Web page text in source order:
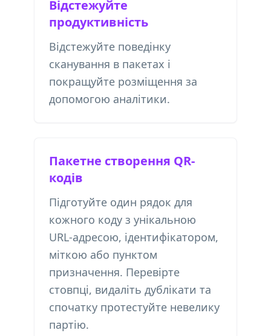
Відстежуйте
продуктивність
Відстежуйте поведінку
сканування в пакетах і
покращуйте розміщення за
допомогою аналітики.
Пакетне створення QR-
кодів
Підготуйте один рядок для
кожного коду з унікальною
URL-адресою, ідентифікатором,
міткою або пунктом
призначення. Перевірте
стовпці, видаліть дублікати та
спочатку протестуйте невелику
партію.